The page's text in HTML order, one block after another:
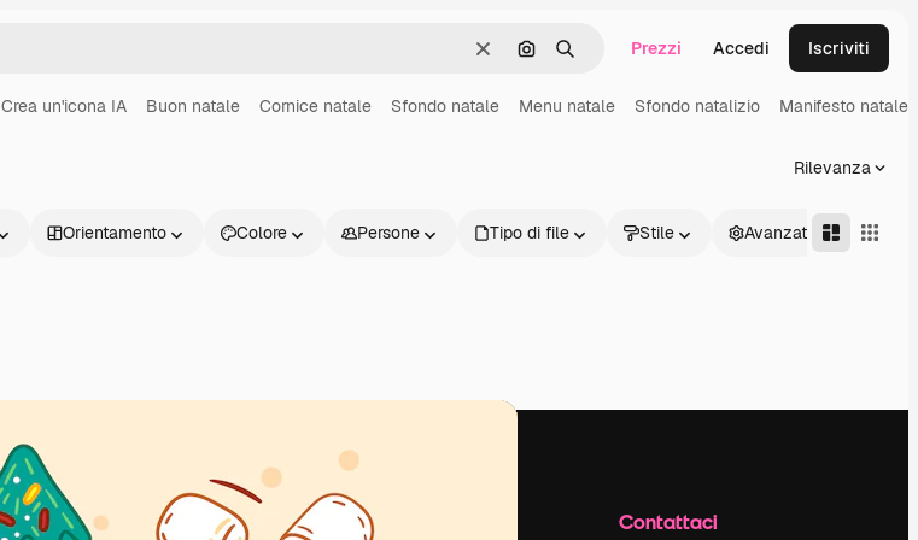
CancellaCerca per immagine
Ricerca Prezzi Accedi Iscriviti
Crea un'icona IA Buon natale Cornice natale Sfondo natale Menu natale Sfondo natalizio Manifesto natale
Rilevanza
Orientamento Colore Persone Tipo di file Stile Avanzate
Prodotti Inizia Contattaci